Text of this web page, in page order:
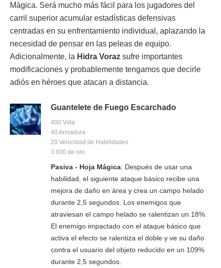
Mágica. Será mucho más fácil para los jugadores del
carril superior acumular estadísticas defensivas
centradas en su enfrentamiento individual, aplazando la
necesidad de pensar en las peleas de equipo.
Adicionalmente, la Hidra Voraz sufre importantes
modificaciones y probablemente tengamos que decirle
adiós en héroes que atacan a distancia.
Guantelete de Fuego Escarchado
400 Vida
40 Armadura
20 Velocidad de Habilidades
3.000 de oro
Pasiva - Hoja Mágica: Después de usar una
habilidad, el siguiente ataque básico recibe una
mejora de daño en área y crea un campo helado
durante 2,5 segundos. Los enemigos que
atraviesan el campo helado se ralentizan un 18%.
El enemigo impactado con el ataque básico que
activa el efecto se ralentiza el doble y ve su daño
contra el usuario del objeto reducido en un 109%
durante 2,5 segundos.